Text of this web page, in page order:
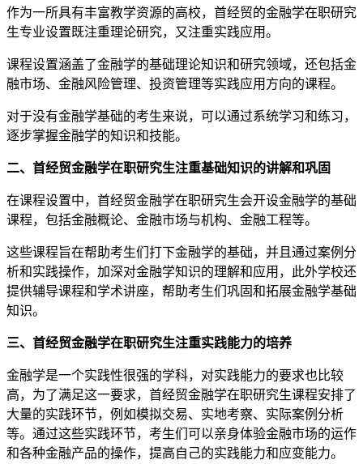
作为一所具有丰富教学资源的高校，首经贸的金融学在职研究
生专业设置既注重理论研究，又注重实践应用。
课程设置涵盖了金融学的基础理论知识和研究领域，还包括金
融市场、金融风险管理、投资管理等实践应用方向的课程。
对于没有金融学基础的考生来说，可以通过系统学习和练习，
逐步掌握金融学的知识和技能。
二、首经贸金融学在职研究生注重基础知识的讲解和巩固
在课程设置中，首经贸金融学在职研究生会开设金融学的基础
课程，包括金融概论、金融市场与机构、金融工程等。
这些课程旨在帮助考生们打下金融学的基础，并且通过案例分
析和实践操作，加深对金融学知识的理解和应用，此外学校还
提供辅导课程和学术讲座，帮助考生们巩固和拓展金融学基础
知识。
三、首经贸金融学在职研究生注重实践能力的培养
金融学是一个实践性很强的学科，对实践能力的要求也比较
高，为了满足这一要求，首经贸金融学在职研究生课程安排了
大量的实践环节，例如模拟交易、实地考察、实际案例分析
等。通过这些实践环节，考生们可以亲身体验金融市场的运作
和各种金融产品的操作，提高自己的实践能力和应变能力。